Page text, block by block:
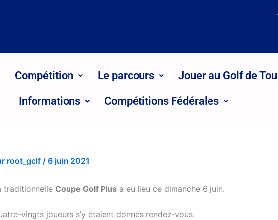
Compétition Le parcours Jouer au Golf de
Informations Compétitions Fédérales
root_golf / 6 juin 2021
traditionnelle Coupe Golf Plus a eu lieu ce dimanche 6 juin.
vingts joueurs s’y étaient donnés rendez-vous.